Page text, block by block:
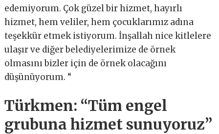
edemiyorum. Çok güzel bir hizmet, hayırlı
hizmet, hem veliler, hem çocuklarımız adına
teşekkür etmek istiyorum. İnşallah nice kitlelere
ulaşır ve diğer belediyelerimize de örnek
olmasını bizler için de örnek olacağını
düşünüyorum. “
Türkmen: “Tüm engel
grubuna hizmet sunuyoruz”